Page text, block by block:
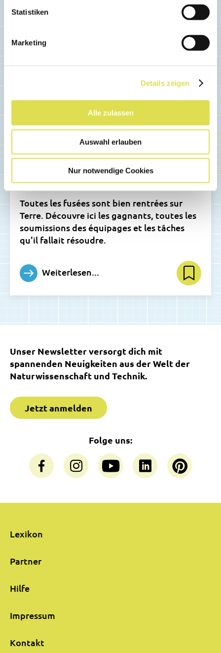
Statistiken
Marketing
Details zeigen
Alle zulassen
Auswahl erlauben
Nur notwendige Cookies
Concours pour les classes 2022
« Mission Système solaire »
Toutes les fusées sont bien rentrées sur
Terre. Découvre ici les gagnants, toutes les
soumissions des équipages et les tâches
qu'il fallait résoudre.
Weiterlesen...
Unser Newsletter versorgt dich mit
spannenden Neuigkeiten aus der Welt der
Naturwissenschaft und Technik.
Jetzt anmelden
Folge uns:
Lexikon
Partner
Hilfe
Impressum
Kontakt